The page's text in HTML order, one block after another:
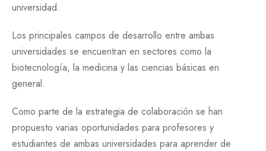
universidad.
Los principales campos de desarrollo entre ambas
universidades se encuentran en sectores como la
biotecnología, la medicina y las ciencias básicas en
general.
Como parte de la estrategia de colaboración se han
propuesto varias oportunidades para profesores y
estudiantes de ambas universidades para aprender de